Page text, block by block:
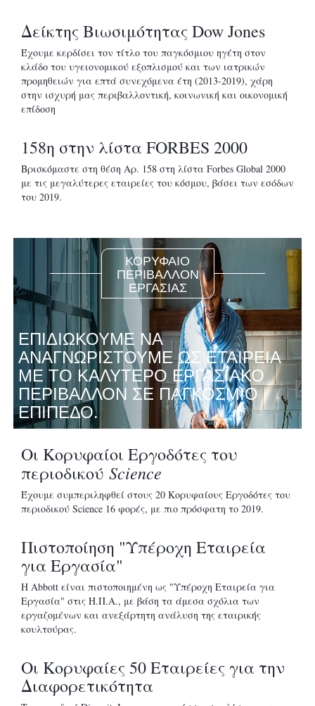
Δείκτης Βιωσιμότητας Dow Jones
Έχουμε κερδίσει τον τίτλο του παγκόσμιου ηγέτη στον
κλάδο του υγειονομικού εξοπλισμού και των ιατρικών
προμηθειών για επτά συνεχόμενα έτη (2013-2019), χάρη
στην ισχυρή μας περιβαλλοντική, κοινωνική και οικονομική
επίδοση
158η στην λίστα FORBES 2000
Βρισκόμαστε στη θέση Αρ. 158 στη λίστα Forbes Global 2000
με τις μεγαλύτερες εταιρείες του κόσμου, βάσει των εσόδων
του 2019.
ΚΟΡΥΦΑΙΟ
ΠΕΡΙΒΑΛΛΟΝ
ΕΡΓΑΣΙΑΣ
ΕΠΙΔΙΩΚΟΥΜΕ ΝΑ
ΑΝΑΓΝΩΡΙΣΤΟΥΜΕ ΩΣ ΕΤΑΙΡΕΙΑ
ΜΕ ΤΟ ΚΑΛΥΤΕΡΟ ΕΡΓΑΣΙΑΚΟ
ΠΕΡΙΒΑΛΛΟΝ ΣΕ ΠΑΓΚΟΣΜΙΟ
ΕΠΙΠΕΔΟ.
Οι Κορυφαίοι Εργοδότες του
περιοδικού Science
Έχουμε συμπεριληφθεί στους 20 Κορυφαίους Εργοδότες του
περιοδικού Science 16 φορές, με πιο πρόσφατη το 2019.
Πιστοποίηση "Υπέροχη Εταιρεία
για Εργασία"
Η Abbott είναι πιστοποιημένη ως "Υπέροχη Εταιρεία για
Εργασία" στις Η.Π.Α., με βάση τα άμεσα σχόλια των
εργαζομένων και ανεξάρτητη ανάλυση της εταιρικής
κουλτούρας.
Οι Κορυφαίες 50 Εταιρείες για την
Διαφορετικότητα